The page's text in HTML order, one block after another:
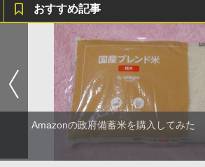
おすすめ記事
Amazonの政府備蓄米を購入してみた